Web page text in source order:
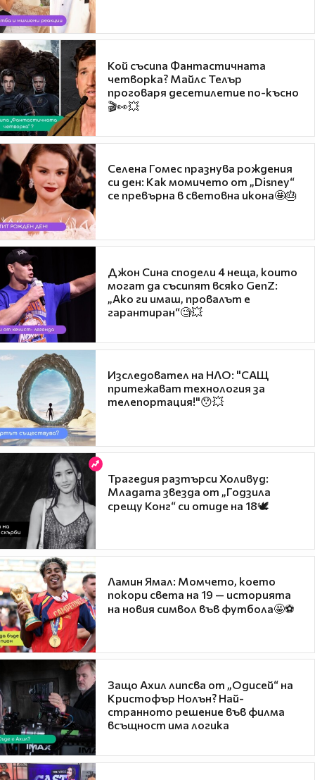
Кой съсипа Фантастичната
четворка? Майлс Телър
проговаря десетилетие по-късно
🎬👀💥
Селена Гомес празнува рождения
си ден: Как момичето от „Disney“
се превърна в световна икона🤩🎂
Джон Сина сподели 4 неща, които
могат да съсипят всяко GenZ:
„Ако ги имаш, провалът е
гарантиран“🧐💥
Изследовател на НЛО: "САЩ
притежават технология за
телепортация!"😯💥
Трагедия разтърси Холивуд:
Младата звезда от „Годзила
срещу Конг“ си отиде на 18🕊️
Ламин Ямал: Момчето, което
покори света на 19 — историята
на новия символ във футбола🤩⚽
Защо Ахил липсва от „Одисей“ на
Кристофър Нолън? Най-
странното решение във филма
всъщност има логика